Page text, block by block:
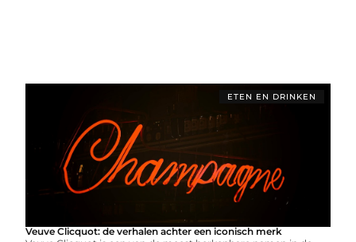
ETEN EN DRINKEN
Veuve Clicquot: de verhalen achter een iconisch merk